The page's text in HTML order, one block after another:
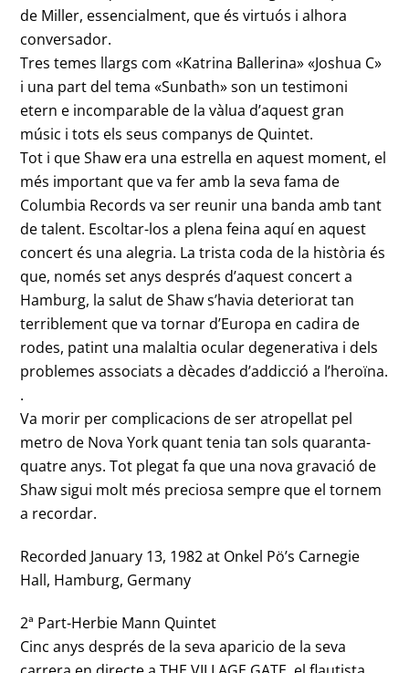
de Miller, essencialment, que és virtuós i alhora
conversador.
Tres temes llargs com «Katrina Ballerina» «Joshua C»
i una part del tema «Sunbath» son un testimoni
etern e incomparable de la vàlua d’aquest gran
músic i tots els seus companys de Quintet.
Tot i que Shaw era una estrella en aquest moment, el
més important que va fer amb la seva fama de
Columbia Records va ser reunir una banda amb tant
de talent. Escoltar-los a plena feina aquí en aquest
concert és una alegria. La trista coda de la història és
que, només set anys després d’aquest concert a
Hamburg, la salut de Shaw s’havia deteriorat tan
terriblement que va tornar d’Europa en cadira de
rodes, patint una malaltia ocular degenerativa i dels
problemes associats a dècades d’addicció a l’heroïna.
.
Va morir per complicacions de ser atropellat pel
metro de Nova York quant tenia tan sols quaranta-
quatre anys. Tot plegat fa que una nova gravació de
Shaw sigui molt més preciosa sempre que el tornem
a recordar.
Recorded January 13, 1982 at Onkel Pö’s Carnegie
Hall, Hamburg, Germany
2ª Part-Herbie Mann Quintet
Cinc anys després de la seva aparicio de la seva